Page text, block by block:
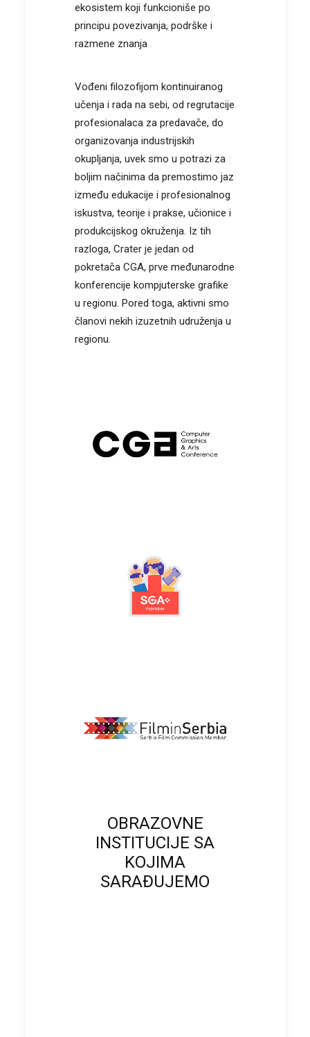
ekosistem koji funkcioniše po
principu povezivanja, podrške i
razmene znanja
Vođeni filozofijom kontinuiranog
učenja i rada na sebi, od regrutacije
profesionalaca za predavače, do
organizovanja industrijskih
okupljanja, uvek smo u potrazi za
boljim načinima da premostimo jaz
između edukacije i profesionalnog
iskustva, teorije i prakse, učionice i
produkcijskog okruženja. Iz tih
razloga, Crater je jedan od
pokretača CGA, prve međunarodne
konferencije kompjuterske grafike
u regionu. Pored toga, aktivni smo
članovi nekih izuzetnih udruženja u
regionu.
OBRAZOVNE
INSTITUCIJE SA
KOJIMA
SARAĐUJEMO